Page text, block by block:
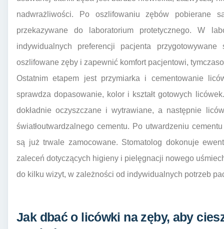
nadwrażliwości. Po oszlifowaniu zębów pobierane
przekazywane do laboratorium protetycznego. W
indywidualnych preferencji pacjenta
oszlifowane zęby i zapewnić komfort pacjentowi,
Ostatnim etapem jest przymiarka i cementowanie
sprawdza dopasowanie, kolor i kształt gotowych
dokładnie oczyszczane i wytrawiane, a następnie
światłoutwardzalnego cementu. Po utwardzeniu
są już trwale zamocowane. Stomatolog dokonuje
zaleceń dotyczących higieny i pielęgnacji nowego
do kilku wizyt, w zależności od indywidualnych potrzeb
Jak dbać o licówki na zęby, aby